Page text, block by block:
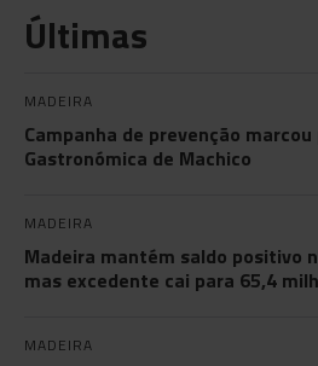
Últimas
MADEIRA
Campanha de prevenção
Gastronómica de Machico
MADEIRA
Madeira mantém saldo positivo
mas excedente cai para 65,4
MADEIRA